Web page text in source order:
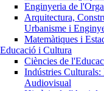
Enginyeria de
Arquitectura,
Urbanisme i
Matemàtiques i
Educació i Cultura
Ciències de
Indústries
Audiovisual